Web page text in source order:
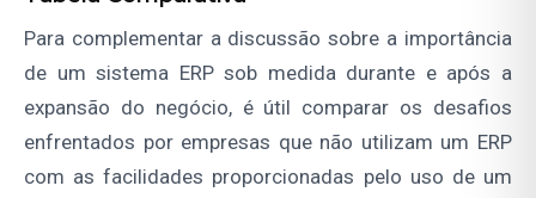
Para complementar a discussão sobre a importância
de um sistema ERP sob medida durante e após a
expansão do negócio, é útil comparar os desafios
enfrentados por empresas que não utilizam um ERP
com as facilidades proporcionadas pelo uso de um